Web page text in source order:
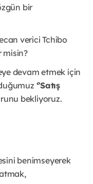
bir
verici Tchibo
misin?
devam etmek için
‘’Satış
bekliyoruz.
benimseyerek